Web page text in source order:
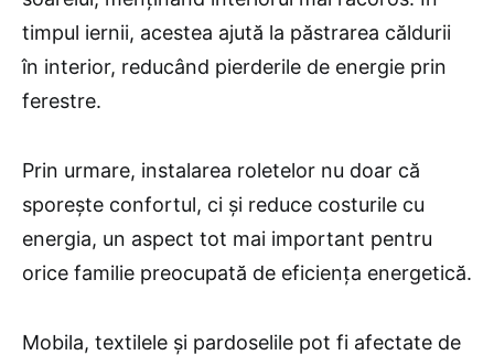
timpul iernii, acestea ajută la păstrarea căldurii
în interior, reducând pierderile de energie prin
ferestre.
Prin urmare, instalarea roletelor nu doar că
sporește confortul, ci și reduce costurile cu
energia, un aspect tot mai important pentru
orice familie preocupată de eficiența energetică.
Mobila, textilele și pardoselile pot fi afectate de